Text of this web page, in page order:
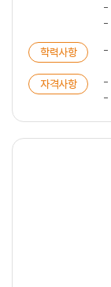
학력사항
자격사항